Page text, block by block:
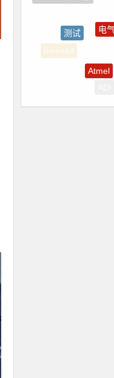
homekit
测试
ADI
Atmel